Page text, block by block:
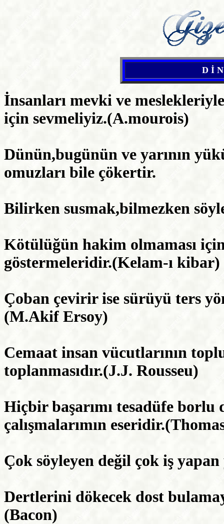
D İ
İnsanları mevki ve
için sevmeliyiz.(A.mourois)
Dünün,bugünün ve yarının
omuzları bile çökertir.
Bilirken susmak,bilmezken
Kötülüğün hakim olmaması
göstermeleridir.(Kelam-ı kibar)
Çoban çevirir ise sürüyü ters
(M.Akif Ersoy)
Cemaat insan vücutlarının
toplanmasıdır.(J.J. Rousseu)
Hiçbir başarımı tesadüfe
çalışmalarımın
Çok söyleyen değil çok iş
Dertlerini dökecek dost
(Bacon)